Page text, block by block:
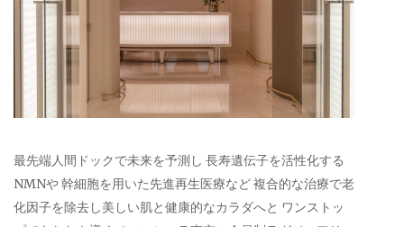
最先端人間ドックで未来を予測し 長寿遺伝子を活性化する
NMNや 幹細胞を用いた先進再生医療など 複合的な治療で老
化因子を除去し美しい肌と健康的なカラダへと ワンストッ